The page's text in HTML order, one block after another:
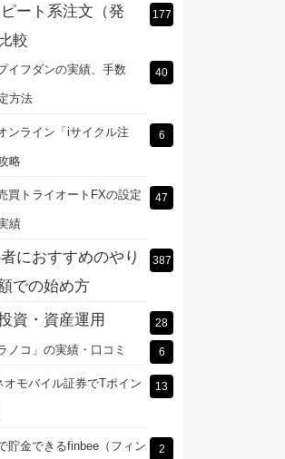
ート系注文（発
較
177
イフダンの実績、手数
方法
40
ンライン「iサイクル注
略
6
買トライオートFXの設定
績
47
におすすめのやり
での始め方
387
資・資産運用 28
ノコ」の実績・口コミ 6
オモバイル証券でTポイン 13
貯金できるfinbee（フィン 2